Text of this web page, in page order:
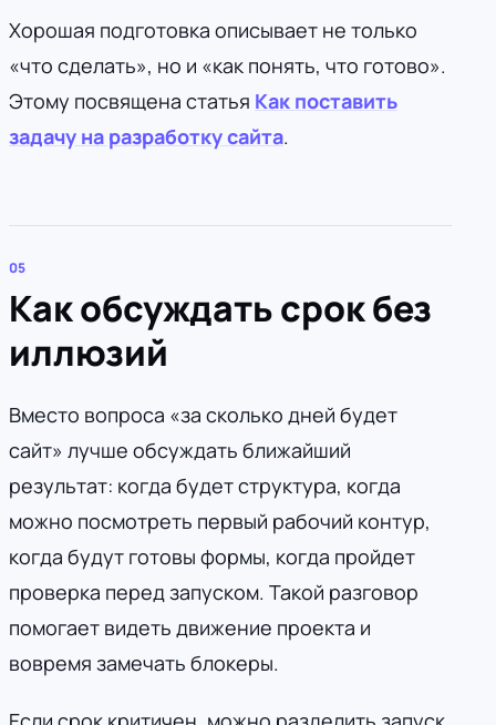
Хорошая подготовка описывает не только
«что сделать», но и «как понять, что готово».
Этому посвящена статья Как поставить
задачу на разработку сайта.
Как обсуждать срок без
иллюзий
Вместо вопроса «за сколько дней будет
сайт» лучше обсуждать ближайший
результат: когда будет структура, когда
можно посмотреть первый рабочий контур,
когда будут готовы формы, когда пройдет
проверка перед запуском. Такой разговор
помогает видеть движение проекта и
вовремя замечать блокеры.